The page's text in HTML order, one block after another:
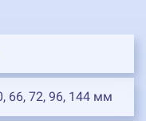
66, 72, 96, 144 мм